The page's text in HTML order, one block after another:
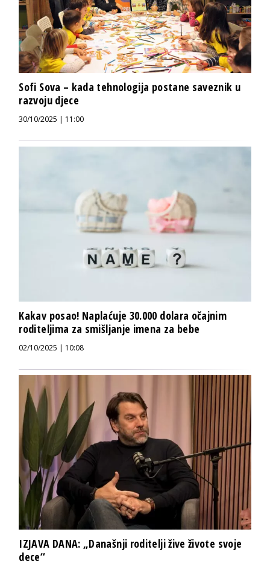
Sofi Sova – kada tehnologija postane saveznik u
razvoju djece
30/10/2025 | 11:00
Kakav posao! Naplaćuje 30.000 dolara očajnim
roditeljima za smišljanje imena za bebe
02/10/2025 | 10:08
IZJAVA DANA: „Današnji roditelji žive živote svoje
dece“